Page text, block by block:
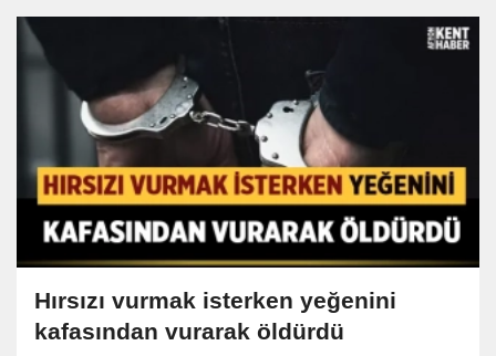
Hırsızı vurmak isterken yeğenini
kafasından vurarak öldürdü